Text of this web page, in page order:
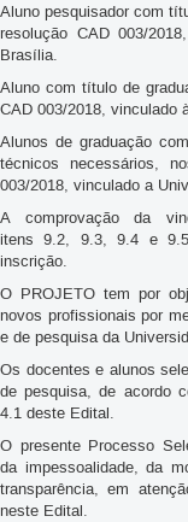
Aluno pesquisador com
resolução CAD 003/
Brasília.
Aluno com título de
CAD 003/2018, vinculado
Alunos de graduação
técnicos necessários,
003/2018, vinculado a
A comprovação da
itens 9.2, 9.3, 9.4 e
inscrição.
O PROJETO tem por
novos profissionais por
e de pesquisa da
Os docentes e alunos
de pesquisa, de acordo
4.1 deste Edital.
O presente Processo
da impessoalidade, da
transparência, em
neste Edital.